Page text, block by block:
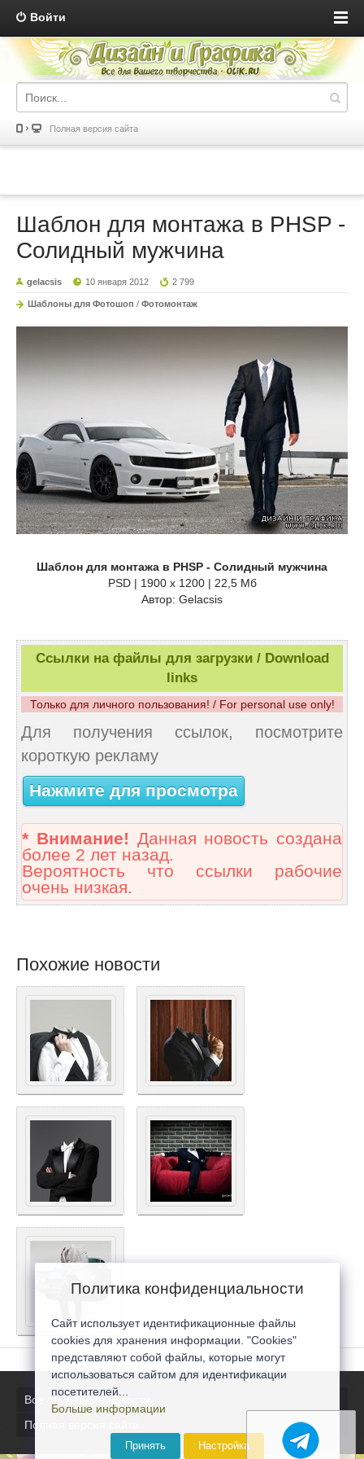
Войти
Полная версия сайта
Шаблон для монтажа в PHSP -
Солидный мужчина
gelacsis 10 января 2012 2 799
Шаблоны для Фотошоп / Фотомонтаж
Шаблон для монтажа в PHSP - Солидный мужчина
PSD | 1900 x 1200 | 22,5 Мб
Автор: Gelacsis
Ссылки на файлы для загрузки / Download
links
Только для личного пользования! / For personal use only!
Для получения ссылок, посмотрите
короткую рекламу
Нажмите для просмотра
* Внимание! Данная новость создана
более 2 лет назад.
Вероятность что ссылки рабочие
очень низкая.
Похожие новости
Все последние новости
Полная версия сайта
Политика конфиденциальности
Сайт использует идентификационные файлы
cookies для хранения информации. "Cookies"
представляют собой файлы, которые могут
использоваться сайтом для идентификации
посетителей...
Больше информации
Принять Настройка